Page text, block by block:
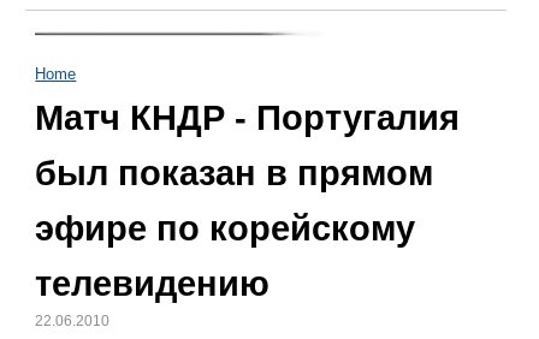
Home
Матч КНДР - Португалия
был показан в прямом
эфире по корейскому
телевидению
22.06.2010